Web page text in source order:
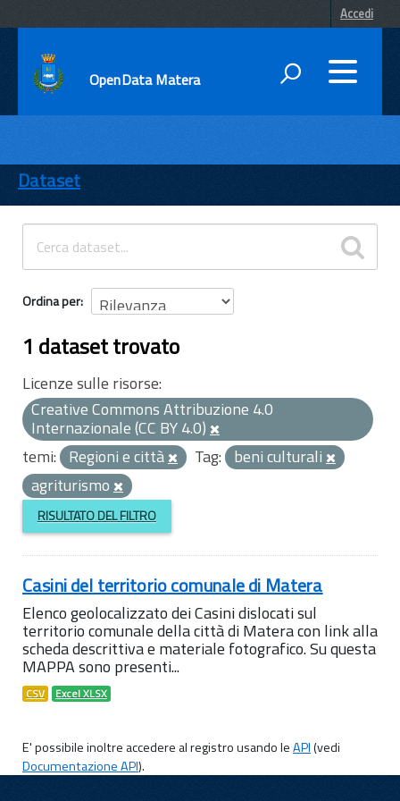
Accedi
OpenData Matera
ENTI
TEMI
INFORMAZIONI
Dataset
Ordina per
1 dataset trovato
Licenze sulle risorse:
Creative Commons Attribuzione 4.0
Internazionale (CC BY 4.0)
temi: Regioni e città Tag: beni culturali
agriturismo
RISULTATO DEL FILTRO
Casini del territorio comunale di Matera
Elenco geolocalizzato dei Casini dislocati sul
territorio comunale della città di Matera con link alla
scheda descrittiva e materiale fotografico. Su questa
MAPPA sono presenti...
CSV Excel XLSX
E' possibile inoltre accedere al registro usando leAPI(vedi
Documentazione API).